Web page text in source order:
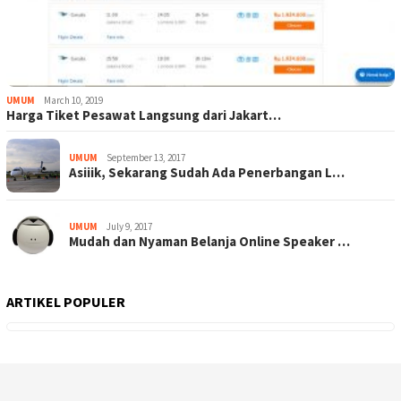
UMUM March 10, 2019
Harga Tiket Pesawat Langsung dari Jakart…
UMUM September 13, 2017
Asiiik, Sekarang Sudah Ada Penerbangan L…
UMUM July 9, 2017
Mudah dan Nyaman Belanja Online Speaker …
ARTIKEL POPULER